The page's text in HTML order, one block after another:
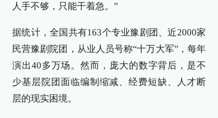
人手不够，只能干着急。”
据统计，全国共有163个专业豫剧团、近2000家
民营豫剧院团，从业人员号称“十万大军”，每年
演出40多万场。然而，庞大的数字背后，是不
少基层院团面临编制缩减、经费短缺、人才断
层的现实困境。